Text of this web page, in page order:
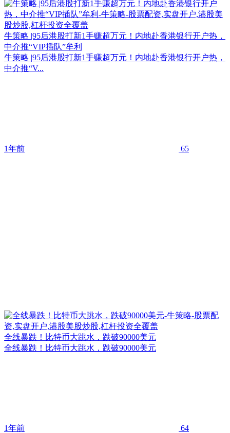
牛策略 |95后港股打新1手赚超万元！内地赴香港银行开户热，
中介推“VIP插队”牟利
牛策略 |95后港股打新1手赚超万元！内地赴香港银行开户热，
中介推“V...
1年前 65
全线暴跌！比特币大跳水，跌破90000美元
全线暴跌！比特币大跳水，跌破90000美元
1年前 64